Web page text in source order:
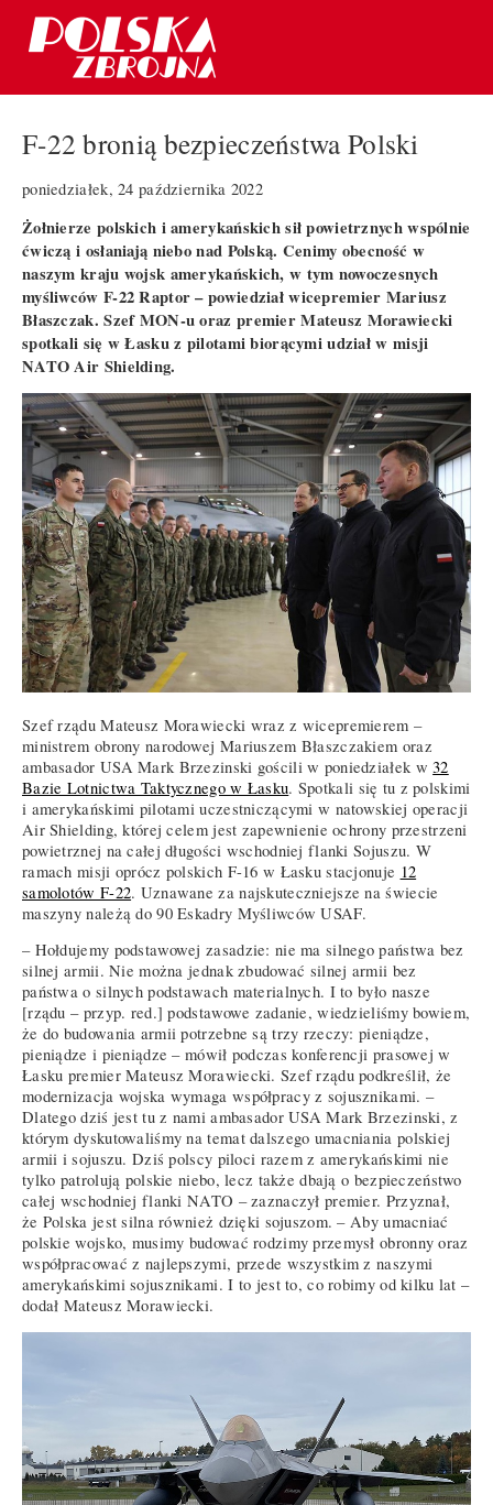
F-22 bronią bezpieczeństwa Polski
poniedziałek, 24 października 2022
Żołnierze polskich i amerykańskich sił powietrznych wspólnie
ćwiczą i osłaniają niebo nad Polską. Cenimy obecność w
naszym kraju wojsk amerykańskich, w tym nowoczesnych
myśliwców F-22 Raptor – powiedział wicepremier Mariusz
Błaszczak. Szef MON-u oraz premier Mateusz Morawiecki
spotkali się w Łasku z pilotami biorącymi udział w misji
NATO Air Shielding.
Szef rządu Mateusz Morawiecki wraz z wicepremierem –
ministrem obrony narodowej Mariuszem Błaszczakiem oraz
ambasador USA Mark Brzezinski gościli w poniedziałek w32
Bazie Lotnictwa Taktycznego w Łasku. Spotkali się tu z polskimi
i amerykańskimi pilotami uczestniczącymi w natowskiej operacji
Air Shielding, której celem jest zapewnienie ochrony przestrzeni
powietrznej na całej długości wschodniej flanki Sojuszu. W
ramach misji oprócz polskich F-16 w Łasku stacjonuje 12
samolotów F-22. Uznawane za najskuteczniejsze na świecie
maszyny należą do 90 Eskadry Myśliwców USAF.
– Hołdujemy podstawowej zasadzie: nie ma silnego państwa bez
silnej armii. Nie można jednak zbudować silnej armii bez
państwa o silnych podstawach materialnych. I to było nasze
[rządu – przyp. red.] podstawowe zadanie, wiedzieliśmy bowiem,
że do budowania armii potrzebne są trzy rzeczy: pieniądze,
pieniądze i pieniądze – mówił podczas konferencji prasowej w
Łasku premier Mateusz Morawiecki. Szef rządu podkreślił, że
modernizacja wojska wymaga współpracy z sojusznikami. –
Dlatego dziś jest tu z nami ambasador USA Mark Brzezinski, z
którym dyskutowaliśmy na temat dalszego umacniania polskiej
armii i sojuszu. Dziś polscy piloci razem z amerykańskimi nie
tylko patrolują polskie niebo, lecz także dbają o bezpieczeństwo
całej wschodniej flanki NATO – zaznaczył premier. Przyznał,
że Polska jest silna również dzięki sojuszom. – Aby umacniać
polskie wojsko, musimy budować rodzimy przemysł obronny oraz
współpracować z najlepszymi, przede wszystkim z naszymi
amerykańskimi sojusznikami. I to jest to, co robimy od kilku lat –
dodał Mateusz Morawiecki.